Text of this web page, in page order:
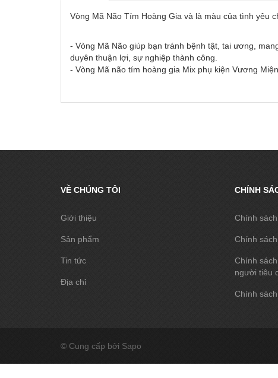
Vòng Mã Não Tím Hoàng Gia và là màu của tình yêu
- Vòng Mã Não giúp bạn tránh bệnh tật, tai ương,
duyên thuận lợi, sự nghiệp thành công.
- Vòng Mã não tím hoàng gia Mix phụ kiện Vương
VỀ CHÚNG TÔI
Giới thiệu
Sản phẩm
Tin tức
Địa chỉ
CHÍNH
Chính
Chính
Chính
người tiêu
Chính
© Cung cấp bởi Sapo